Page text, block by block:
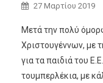
27 Μαρτίου 2019
Μετά την πολύ
Χριστουγέννων, με
για τα παιδιά του
τουμπερλέκια, με